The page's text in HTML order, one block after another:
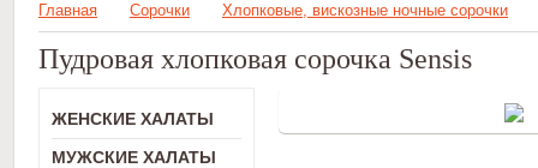
Главная Сорочки Хлопковые, вискозные ночные сорочки
Пудровая хлопковая сорочка Sensis
ЖЕНСКИЕ ХАЛАТЫ
МУЖСКИЕ ХАЛАТЫ